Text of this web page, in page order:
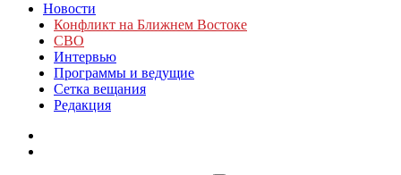
Новости
Конфликт на Ближнем Востоке
СВО
Интервью
Программы и ведущие
Сетка вещания
Редакция